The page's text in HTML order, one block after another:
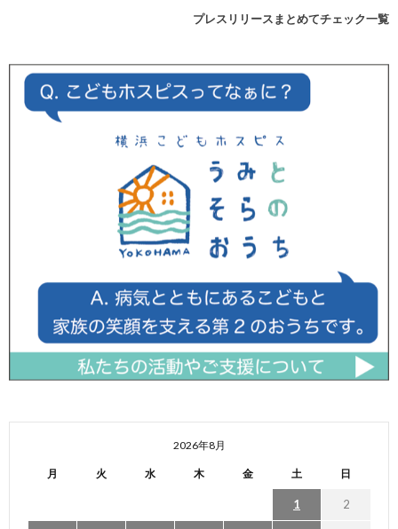
プレスリリースまとめてチェック一覧
2026年8月
月 火 水 木 金 土 日
1 2